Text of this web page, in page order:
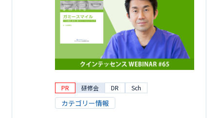
PR 研修会 DR Sch
カテゴリー情報